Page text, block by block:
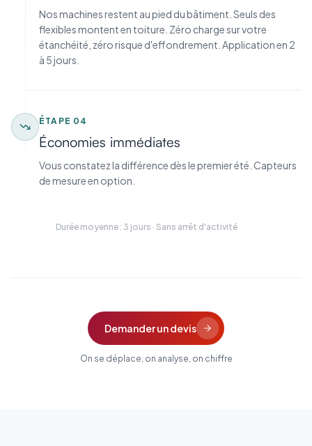
Nos machines restent au pied du bâtiment. Seuls des
flexibles montent en toiture. Zéro charge sur votre
étanchéité, zéro risque d'effondrement. Application en 2
à 5 jours.
ÉTAPE 04
Économies immédiates
Vous constatez la différence dès le premier été. Capteurs
de mesure en option.
Durée moyenne : 3 jours · Sans arrêt d'activité
Demander un devis
On se déplace, on analyse, on chiffre